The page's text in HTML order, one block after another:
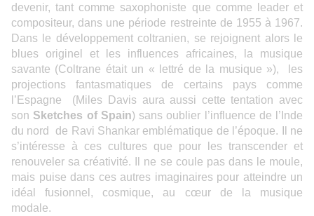
devenir, tant comme saxophoniste que comme leader et
compositeur, dans une période restreinte de 1955 à 1967.
Dans le développement coltranien, se rejoignent alors le
blues originel et les influences africaines, la musique
savante (Coltrane était un « lettré de la musique »), les
projections fantasmatiques de certains pays comme
l’Espagne (Miles Davis aura aussi cette tentation avec
son Sketches of Spain) sans oublier l’influence de l’Inde
du nord de Ravi Shankar emblématique de l’époque. Il ne
s’intéresse à ces cultures que pour les transcender et
renouveler sa créativité. Il ne se coule pas dans le moule,
mais puise dans ces autres imaginaires pour atteindre un
idéal fusionnel, cosmique, au cœur de la musique
modale.